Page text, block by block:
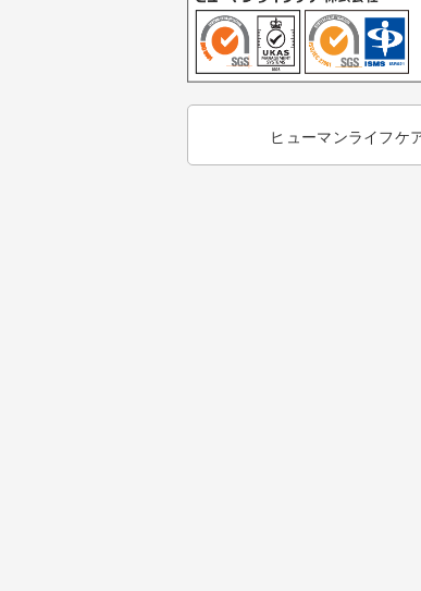
ヒューマンライフ